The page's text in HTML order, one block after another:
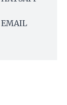
EMAIL